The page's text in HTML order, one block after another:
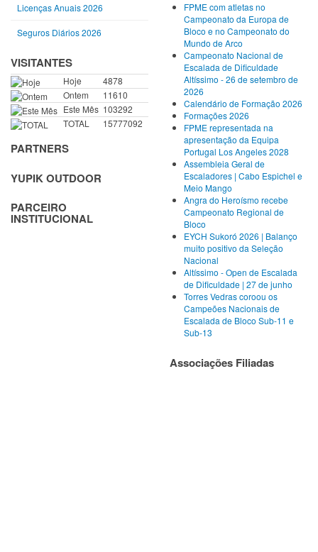
Licenças Anuais 2026
Seguros Diários 2026
VISITANTES
Hoje
4878
Ontem
11610
Este Mês 103292
TOTAL
15777092
PARTNERS
YUPIK OUTDOOR
PARCEIRO
INSTITUCIONAL
FPME com atletas no
Campeonato da Europa de
Bloco e no Campeonato do
Mundo de Arco
Campeonato Nacional de
Escalada de Dificuldade
Altíssimo - 26 de setembro de
2026
Calendário de Formação 2026
Formações 2026
FPME representada na
apresentação da Equipa
Portugal Los Angeles 2028
Assembleia Geral de
Escaladores | Cabo Espichel e
Meio Mango
Angra do Heroísmo recebe
Campeonato Regional de
Bloco
EYCH Sukoró 2026 | Balanço
muito positivo da Seleção
Nacional
Altíssimo - Open de Escalada
de Dificuldade | 27 de junho
Torres Vedras coroou os
Campeões Nacionais de
Escalada de Bloco Sub-11 e
Sub-13
Associações Filiadas